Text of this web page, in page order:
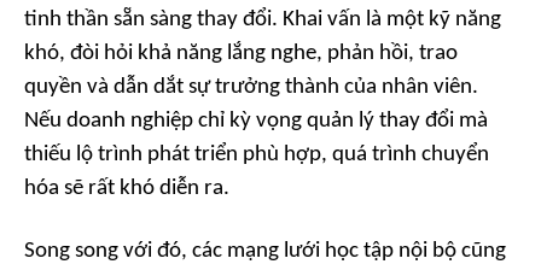
tinh thần sẵn sàng thay đổi. Khai vấn là một kỹ năng
khó, đòi hỏi khả năng lắng nghe, phản hồi, trao
quyền và dẫn dắt sự trưởng thành của nhân viên.
Nếu doanh nghiệp chỉ kỳ vọng quản lý thay đổi mà
thiếu lộ trình phát triển phù hợp, quá trình chuyển
hóa sẽ rất khó diễn ra.
Song song với đó, các mạng lưới học tập nội bộ cũng